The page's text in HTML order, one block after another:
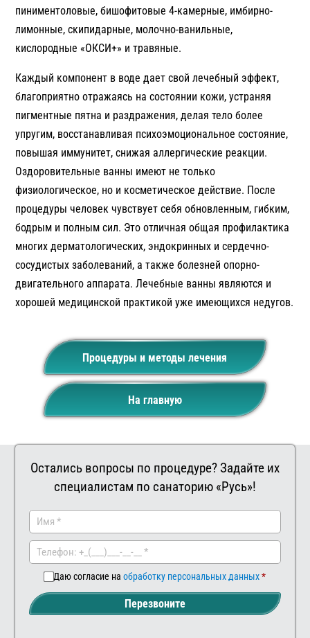
пиниментоловые, бишофитовые 4-камерные, имбирно-
лимонные, скипидарные, молочно-ванильные,
кислородные «ОКСИ+» и травяные.
Каждый компонент в воде дает свой лечебный эффект,
благоприятно отражаясь на состоянии кожи, устраняя
пигментные пятна и раздражения, делая тело более
упругим, восстанавливая психоэмоциональное состояние,
повышая иммунитет, снижая аллергические реакции.
Оздоровительные ванны имеют не только
физиологическое, но и косметическое действие. После
процедуры человек чувствует себя обновленным, гибким,
бодрым и полным сил. Это отличная общая профилактика
многих дерматологических, эндокринных и сердечно-
сосудистых заболеваний, а также болезней опорно-
двигательного аппарата. Лечебные ванны являются и
хорошей медицинской практикой уже имеющихся недугов.
Процедуры и методы лечения
На главную
Остались вопросы по процедуре? Задайте их
специалистам по санаторию «Русь»!
Даю согласие на обработку персональных данных
Перезвоните